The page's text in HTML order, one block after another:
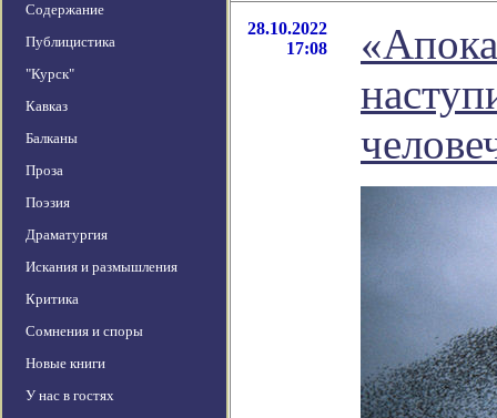
Содержание
Публицистика
"Курск"
Кавказ
Балканы
Проза
Поэзия
Драматургия
Искания и размышления
Критика
Сомнения и споры
Новые книги
У нас в гостях
28.10.2022
17:08